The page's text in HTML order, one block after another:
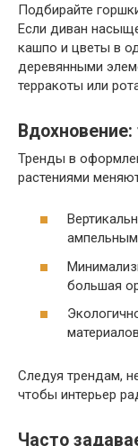
Подбирайте
Если диван
кашпо и цветы в
деревянными
терракоты или
Тренды в
растениями
большая
Следуя трендам,
чтобы интерьер
Часто